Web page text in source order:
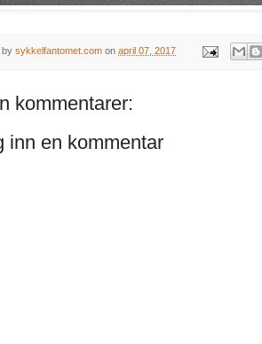
by sykkelfantomet.com on april 07, 2017
kommentarer:
inn en kommentar